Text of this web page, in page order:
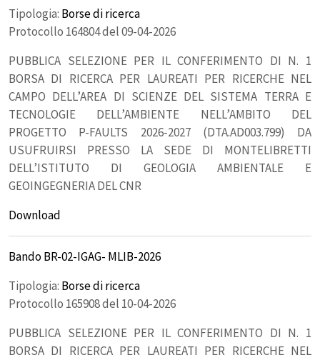
Tipologia: Borse di ricerca
Protocollo 164804 del 09-04-2026
PUBBLICA SELEZIONE PER IL CONFERIMENTO DI N. 1
BORSA DI RICERCA PER LAUREATI PER RICERCHE NEL
CAMPO DELL’AREA DI SCIENZE DEL SISTEMA TERRA E
TECNOLOGIE DELL’AMBIENTE NELL’AMBITO DEL
PROGETTO P-FAULTS 2026-2027 (DTA.AD003.799) DA
USUFRUIRSI PRESSO LA SEDE DI MONTELIBRETTI
DELL’ISTITUTO DI GEOLOGIA AMBIENTALE E
GEOINGEGNERIA DEL CNR
Download
Bando BR-02-IGAG- MLIB-2026
Tipologia: Borse di ricerca
Protocollo 165908 del 10-04-2026
PUBBLICA SELEZIONE PER IL CONFERIMENTO DI N. 1
BORSA DI RICERCA PER LAUREATI PER RICERCHE NEL